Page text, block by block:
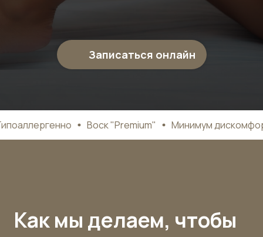
Записаться онлайн
Воск "Premium" Минимум
Как мы делаем, чтобы